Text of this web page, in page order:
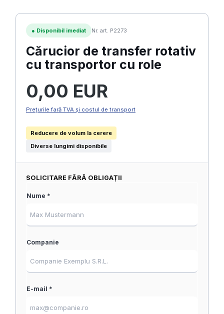
● Disponibil imediat Nr. art. P2273
Cărucior de transfer rotativ
cu transportor cu role
0,00 EUR
Prețurile fară TVA și costul de transport
Reducere de volum la cerere
Diverse lungimi disponibile
SOLICITARE FĂRĂ OBLIGAȚII
Nume *
Companie
E-mail *